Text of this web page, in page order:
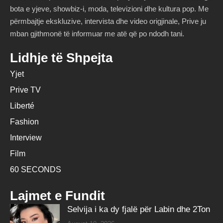
bota e yjeve, showbiz-i, moda, televizioni dhe kultura pop. Me
përmbajtje ekskluzive, intervista dhe video origjinale, Prive ju
mban gjithmonë të informuar me atë që po ndodh tani.
Lidhje të Shpejta
Yjet
Prive TV
Liberté
Fashion
Interview
Film
60 SECONDS
Lajmet e Fundit
Selvija i ka dy fjalë për Labin dhe 2Ton